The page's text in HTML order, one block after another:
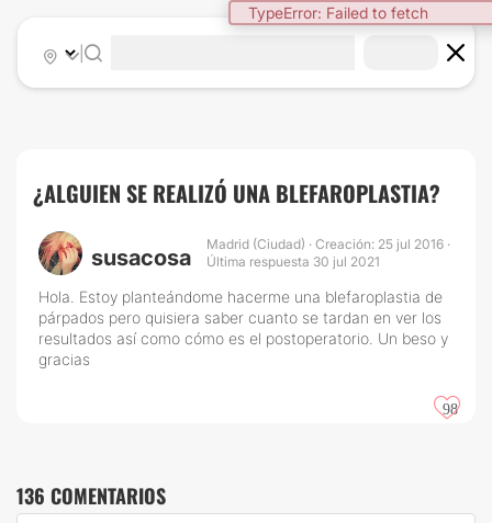
TypeError: Failed to fetch
|
¿ALGUIEN SE REALIZÓ UNA BLEFAROPLASTIA?
susacosa
Madrid (Ciudad) · Creación: 25 jul 2016 ·
Última respuesta 30 jul 2021
Hola. Estoy planteándome hacerme una blefaroplastia de
párpados pero quisiera saber cuanto se tardan en ver los
resultados así como cómo es el postoperatorio. Un beso y
gracias
98
136 COMENTARIOS